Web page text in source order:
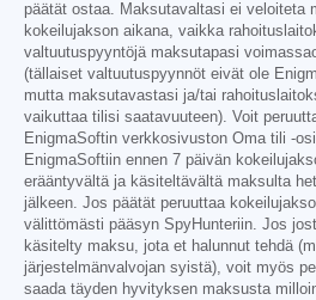
päätät ostaa. Maksutavaltasi ei veloiteta
kokeilujakson aikana, vaikka
valtuutuspyyntöjä maksutapasi
(tällaiset valtuutuspyynnöt eivät ole
mutta maksutavastasi ja/tai
vaikuttaa tilisi saatavuuteen). Voit
EnigmaSoftin verkkosivuston Oma tili -
EnigmaSoftiin ennen 7 päivän
erääntyvältä ja käsiteltävältä maksulta
jälkeen. Jos päätät peruuttaa
välittömästi pääsyn SpyHunteriin. Jos
käsitelty maksu, jota et halunnut tehdä
järjestelmänvalvojan syistä), voit myös
saada täyden hyvityksen maksusta